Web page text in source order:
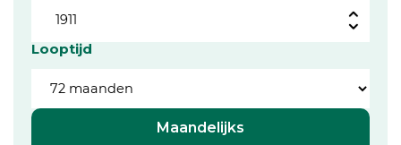
Looptijd
Maandelijks